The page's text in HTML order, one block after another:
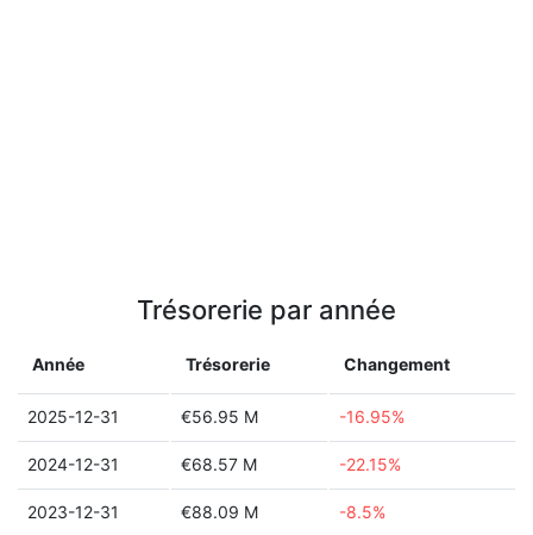
Trésorerie par année
Année Trésorerie Changement
2025-12-31 €56.95 M -16.95%
2024-12-31 €68.57 M -22.15%
2023-12-31 €88.09 M -8.5%